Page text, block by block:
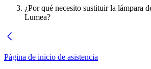
¿Por qué necesito sustituir la lámpara
Lumea?
Página de inicio de asistencia